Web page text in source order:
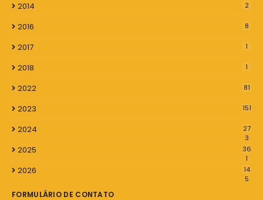
2014 2
2016 8
2017 1
2018 1
2022 81
2023 151
2024
27
3
2025
36
1
2026
14
5
FORMULÁRIO DE CONTATO